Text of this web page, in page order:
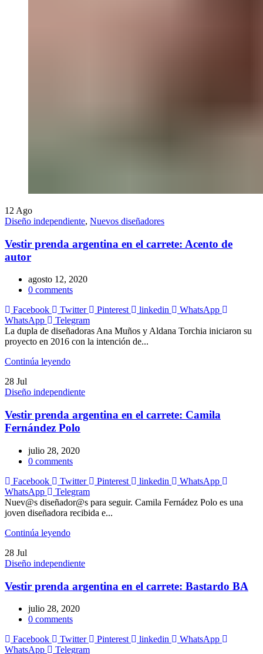
12 Ago
Diseño independiente, Nuevos diseñadores
Vestir prenda argentina en el carrete: Acento de
autor
agosto 12, 2020
0 comments
Facebook
Twitter Pinterest linkedin
WhatsApp
WhatsApp
Telegram
La dupla de diseñadoras Ana Muños y Aldana Torchia iniciaron su
proyecto en 2016 con la intención de...
Continúa leyendo
28 Jul
Diseño independiente
Vestir prenda argentina en el carrete: Camila
Fernández Polo
julio 28, 2020
0 comments
Facebook
Twitter Pinterest linkedin
WhatsApp
WhatsApp
Telegram
Nuev@s diseñador@s para seguir. Camila Fernádez Polo es una
joven diseñadora recibida e...
Continúa leyendo
28 Jul
Diseño independiente
Vestir prenda argentina en el carrete: Bastardo BA
julio 28, 2020
0 comments
Facebook
Twitter Pinterest linkedin
WhatsApp
WhatsApp
Telegram